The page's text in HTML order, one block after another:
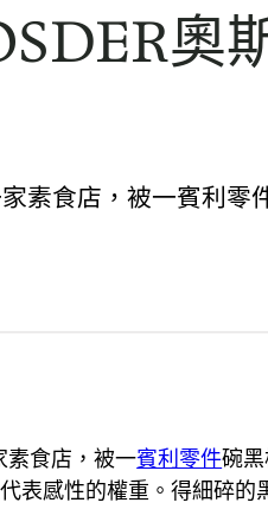
奧
素食店，被一賓利
素食店，被一賓利零件碗
表感性的權重。得細碎的